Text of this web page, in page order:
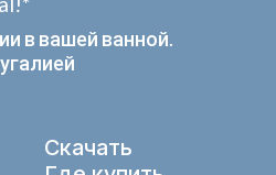
в вашей ванной.
Скачать